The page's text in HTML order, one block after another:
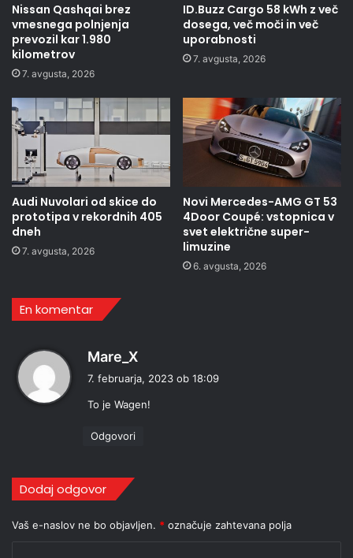
Nissan Qashqai brez
vmesnega polnjenja
prevozil kar 1.980
kilometrov
7. avgusta, 2026
ID.Buzz Cargo 58 kWh z več
dosega, več moči in več
uporabnosti
7. avgusta, 2026
Audi Nuvolari od skice do
prototipa v rekordnih 405
dneh
7. avgusta, 2026
Novi Mercedes-AMG GT 53
4Door Coupé: vstopnica v
svet električne super-
limuzine
6. avgusta, 2026
En komentar
Mare_X
v
7. februarja, 2023 ob 18:09
To je Wagen!
Odgovori
Dodaj odgovor
Vaš e-naslov ne bo objavljen. * označuje zahtevana polja